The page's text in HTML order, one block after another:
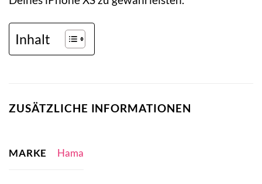
Inhalt
ZUSÄTZLICHE INFORMATIONEN
MARKE Hama